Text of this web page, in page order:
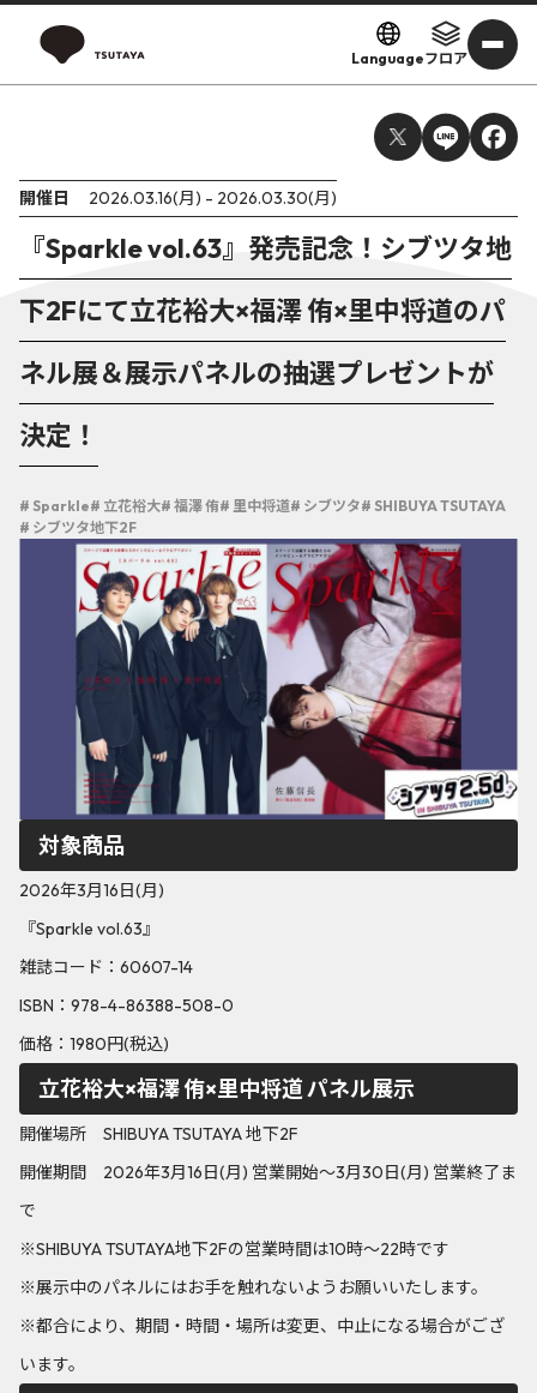
Languageフロア
開催日 2026.03.16(月) - 2026.03.30(月)
『Sparkle vol.63』発売記念！シブツタ地
下2Fにて立花裕大×福澤 侑×里中将道のパ
ネル展＆展示パネルの抽選プレゼントが
決定！
# Sparkle# 立花裕大# 福澤 侑# 里中将道# シブツタ# SHIBUYA TSUTAYA
# シブツタ地下2F
対象商品
2026年3月16日(月)
『Sparkle vol.63』
雑誌コード：60607-14
ISBN：978-4-86388-508-0
価格：1980円(税込)
立花裕大×福澤 侑×里中将道 パネル展示
開催場所 SHIBUYA TSUTAYA 地下2F
開催期間 2026年3月16日(月) 営業開始～3月30日(月) 営業終了ま
で
※SHIBUYA TSUTAYA地下2Fの営業時間は10時～22時です
※展示中のパネルにはお手を触れないようお願いいたします。
※都合により、期間・時間・場所は変更、中止になる場合がござ
います。